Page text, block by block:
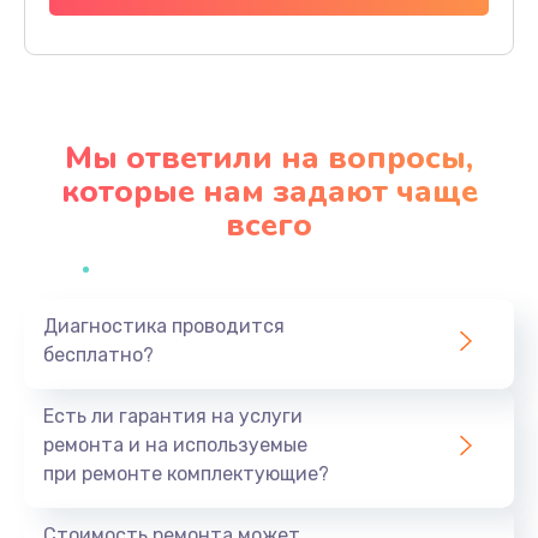
Заказать
Замена или ремонт пароблока
Замена трубок кофемашины
Заказать
480 руб.
Мы ответили на вопросы,
которые нам задают чаще
всего
Диагностика проводится
бесплатно?
Есть ли гарантия на услуги
ремонта и на используемые
при ремонте комплектующие?